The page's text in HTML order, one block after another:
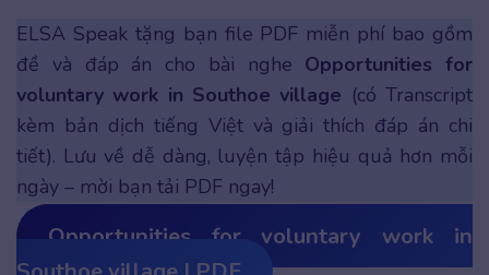
ELSA Speak tặng bạn file PDF miễn phí bao gồm
đề và đáp án cho bài nghe Opportunities for
voluntary work in Southoe village (có Transcript
kèm bản dịch tiếng Việt và giải thích đáp án chi
tiết). Lưu về dễ dàng, luyện tập hiệu quả hơn mỗi
ngày – mời bạn tải PDF ngay!
Opportunities for voluntary work in